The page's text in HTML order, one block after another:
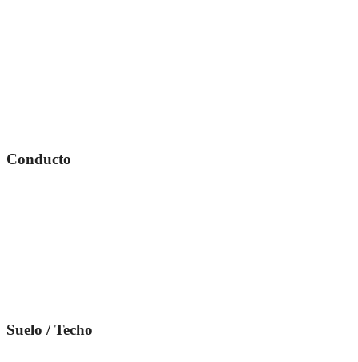
Conducto
Suelo / Techo